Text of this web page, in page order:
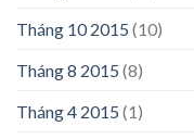
Tháng 10 2015 (10)
Tháng 8 2015 (8)
Tháng 4 2015 (1)